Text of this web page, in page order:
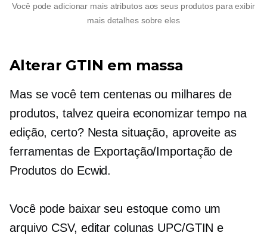
Você pode adicionar mais atributos aos seus produtos para exibir
mais detalhes sobre eles
Alterar GTIN em massa
Mas se você tem centenas ou milhares de
produtos, talvez queira economizar tempo na
edição, certo? Nesta situação, aproveite as
ferramentas de Exportação/Importação de
Produtos do Ecwid.
Você pode baixar seu estoque como um
arquivo CSV, editar colunas UPC/GTIN e